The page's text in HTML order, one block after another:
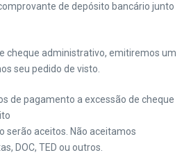
de depósito bancário junto
cheque administrativo, emitiremos um
seu pedido de visto.
de pagamento a excessão de cheque
serão aceitos. Não aceitamos
DOC, TED ou outros.